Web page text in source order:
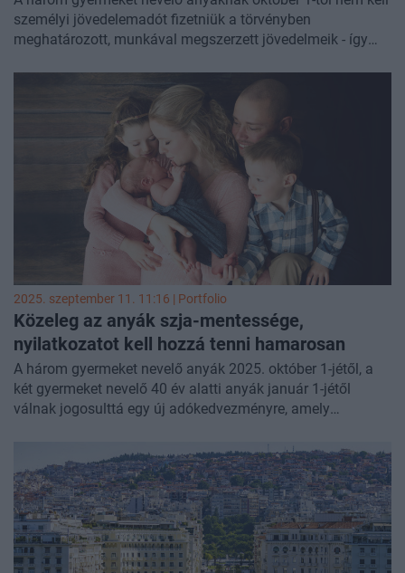
személyi jövedelemadót fizetniük a törvényben
meghatározott, munkával megszerzett jövedelmeik - így
megkapni, válassza a NAV Online Nyomtatványkitöltő
Alkalmazását (ONYA); az adóelőleg-nyilatkozat október 1-
től a legegyszerűbben ezen keresztül adható be - hívta fel a
figyelmet keddi közleményében a Nemzeti Adó- és
Vámhivatal (NAV).
2025. szeptember 11. 11:16 | Portfolio
Közeleg az anyák szja-mentessége,
nyilatkozatot kell hozzá tenni hamarosan
A három gyermeket nevelő anyák 2025. október 1-jétől, a
két gyermeket nevelő 40 év alatti anyák január 1-jétől
válnak jogosulttá egy új adókedvezményre, amely
nettó jövedelmét. A PwC összefoglalta a három
gyermekesekre vonatkozó legfontosabb praktikus
tudnivalókat.